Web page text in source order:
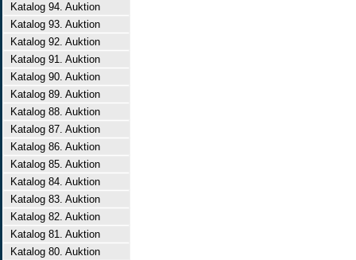
Katalog 94. Auktion
Katalog 93. Auktion
Katalog 92. Auktion
Katalog 91. Auktion
Katalog 90. Auktion
Katalog 89. Auktion
Katalog 88. Auktion
Katalog 87. Auktion
Katalog 86. Auktion
Katalog 85. Auktion
Katalog 84. Auktion
Katalog 83. Auktion
Katalog 82. Auktion
Katalog 81. Auktion
Katalog 80. Auktion